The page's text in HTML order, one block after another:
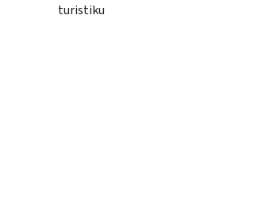
turistiku